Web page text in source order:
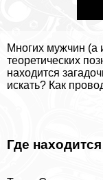
Многих мужчин
теоретических
находится
искать? Как
Где